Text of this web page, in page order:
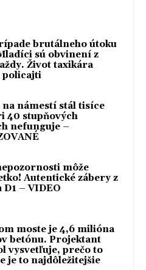
brutálneho útoku
sú obvinení z
Život taxikára
policajti
na námestí stál tisíce
40 stupňových
nefunguje –
môže
Autentické zábery z
– VIDEO
moste je 4,6 milióna
betónu. Projektant
vysvetľuje, prečo to
je to najdôležitejšie